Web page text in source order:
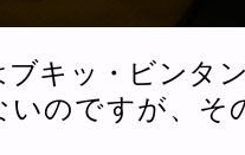
ブキッ・ビンタ
いのですが、そ